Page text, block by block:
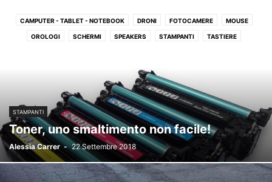
CAMPUTER - TABLET - NOTEBOOK DRONI FOTOCAMERE MOUSE
OROLOGI SCHERMI SPEAKERS STAMPANTI TASTIERE
STAMPANTI
Toner, uno smaltimento non facile!
Alessia Carrer - 22 Settembre 2018